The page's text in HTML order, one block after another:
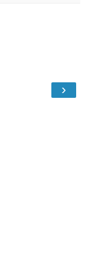
›